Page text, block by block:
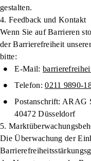
gestalten.
4. Feedback und Kontakt
Wenn Sie auf Barrieren
der Barrierefreiheit
bitte:
E-Mail:
Telefon: 0211 9890-
Postanschrift: ARAG
40472 Düsseldorf
5.
Die Überwachung der